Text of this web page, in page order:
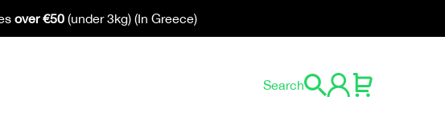
over €50(under 3kg) (In Greece)
Search
Cart